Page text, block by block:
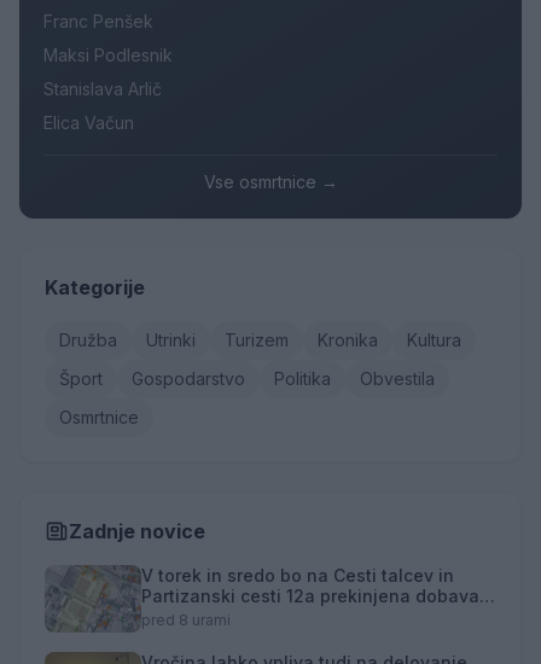
Franc Penšek
Maksi Podlesnik
Stanislava Arlič
Elica Vačun
Vse osmrtnice →
Kategorije
Družba Utrinki Turizem Kronika
Kultura
Šport
Gospodarstvo Politika
Obvestila
Osmrtnice
Zadnje novice
V torek in sredo bo na Cesti talcev in
Partizanski cesti 12a prekinjena dobava
toplotne energije
pred 8 urami